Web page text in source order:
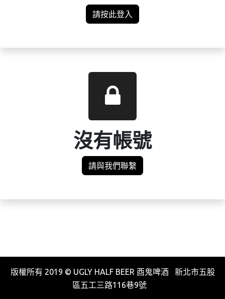
請按此登入
沒有帳號
請與我們聯繫
版權所有 2019 © UGLY HALF BEER 酉鬼啤酒 新北市五股
區五工三路116巷9號